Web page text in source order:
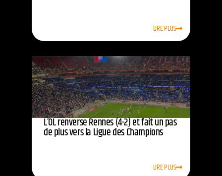
LIRE PLUS
L’OL renverse Rennes (4-2) et fait un pas
de plus vers la Ligue des Champions
LIRE PLUS